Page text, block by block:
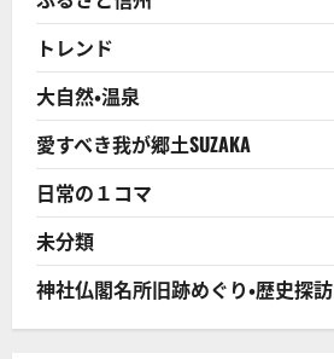
タ
ブ
を
解
禁
し
て！
ギ
ャ
ラ
う
な
っ
ん
トレンド
大自然・温泉
愛すべき我が郷土SUZAKA
日常の１コマ
未分類
神社仏閣名所旧跡めぐり・歴史探訪